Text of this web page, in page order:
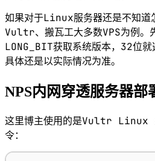
如果对于Linux服务器还是不知道
Vultr、搬瓦工大多数VPS为例。
LONG_BIT获取系统版本， 32位就
具体还是以实际情况为准。
NPS内网穿透服务器部
这里博主使用的是Vultr Linux
令：